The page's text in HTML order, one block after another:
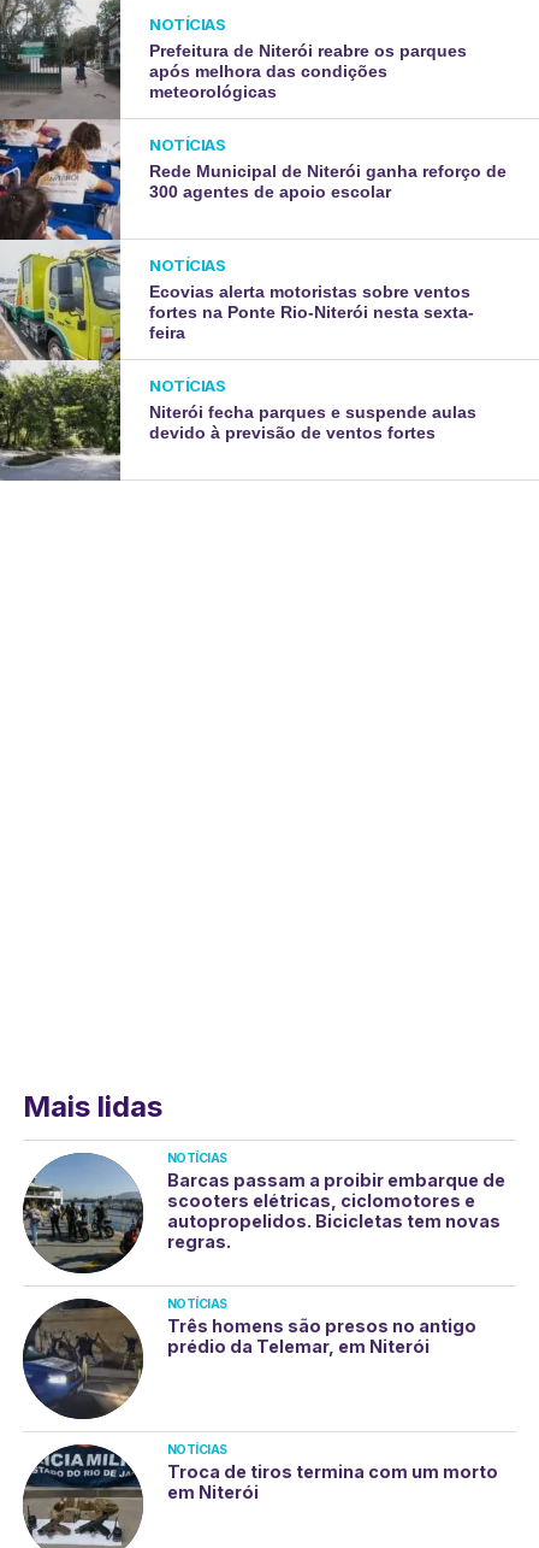
NOTÍCIAS
Prefeitura de Niterói reabre os parques
após melhora das condições
meteorológicas
NOTÍCIAS
Rede Municipal de Niterói ganha reforço de
300 agentes de apoio escolar
NOTÍCIAS
Ecovias alerta motoristas sobre ventos
fortes na Ponte Rio-Niterói nesta sexta-
feira
NOTÍCIAS
Niterói fecha parques e suspende aulas
devido à previsão de ventos fortes
Mais lidas
NOTÍCIAS
Barcas passam a proibir embarque de
scooters elétricas, ciclomotores e
autopropelidos. Bicicletas tem novas
regras.
NOTÍCIAS
Três homens são presos no antigo
prédio da Telemar, em Niterói
NOTÍCIAS
Troca de tiros termina com um morto
em Niterói